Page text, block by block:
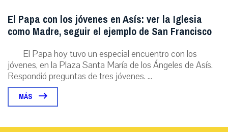
El Papa con los jóvenes en Asís: ver la Iglesia
como Madre, seguir el ejemplo de San Francisco
El Papa hoy tuvo un especial encuentro con los
jóvenes, en la Plaza Santa María de los Ángeles de Asís.
Respondió preguntas de tres jóvenes. ...
MÁS